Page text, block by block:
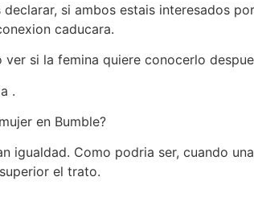
si ambos estais interesados
caducara.
si la femina quiere conocerlo
.
en Bumble?
igualdad. Como podri­a ser, cuando
el trato.